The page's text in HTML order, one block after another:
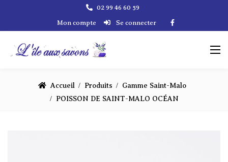
02 99 46 60 59
Mon compte
Se connecter
Accueil Produits
Gamme Saint-Malo
POISSON DE SAINT-MALO OCÉAN